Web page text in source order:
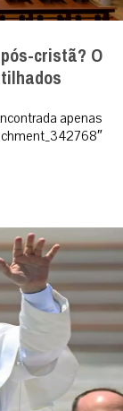
cristã? O
apenas